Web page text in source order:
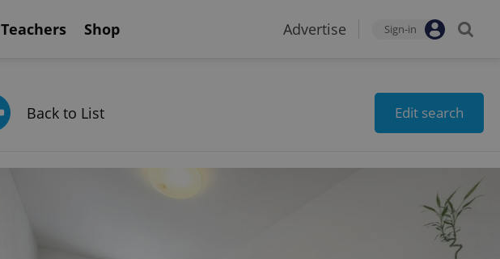
Teachers Shop Advertise Sign-in
Back to List Edit search